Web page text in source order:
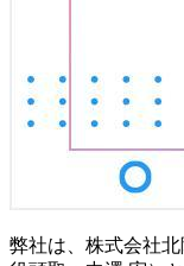
弊社は、株式会社